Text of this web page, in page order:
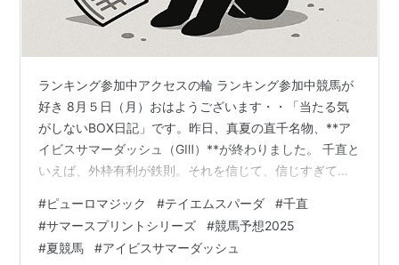
ランキング参加中アクセスの輪 ランキング参加中競馬が
好き 8月５日（月）おはようございます・・「当たる気
がしないBOX日記」です。昨日、真夏の直千名物、**ア
イビスサマーダッシュ（GⅢ）**が終わりました。 千直と
いえば、外枠有利が鉄則。それを信じて、信じすぎて、
チラ↓ ■アイビスサマーダッシュ2025 結果 1着 ⑥ ピュ
ーロマジック（2番人気）2着 ⑬ テイエムスパーダ（1番
人気）3着 ⑩ ウイングレイテスト（10番人気） 3連複 6-
#ピューロマジック #テイエムスパーダ #千直
#サマースプリントシリーズ #競馬予想2025
#夏競馬 #アイビスサマーダッシュ